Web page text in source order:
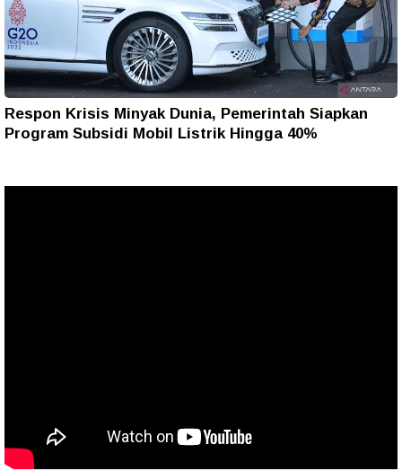
Respon Krisis Minyak Dunia, Pemerintah Siapkan
Program Subsidi Mobil Listrik Hingga 40%